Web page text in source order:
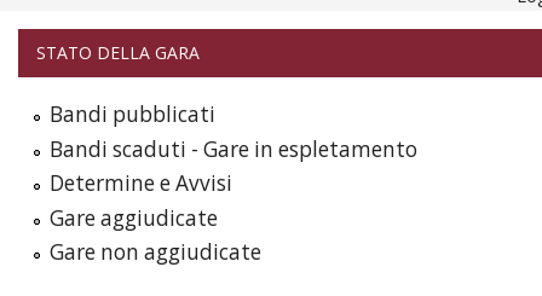
STATO DELLA GARA
Bandi pubblicati
Bandi scaduti - Gare in espletamento
Determine e Avvisi
Gare aggiudicate
Gare non aggiudicate